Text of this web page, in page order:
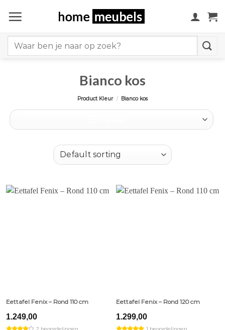
naar
for:
Bianco kos
Product Kleur / Bianco kos
Eettafel Fenix – Rond 110 cm
1.249,00
Eettafel Fenix – Rond 120 cm
1.299,00